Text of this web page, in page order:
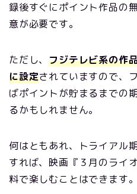
録後すぐにポイント作品の
意が必要です。
ただし、フジテレビ系の作
に設定されていますので、
ばポイントが貯まるまでの
るかもしれません。
何はともあれ、トライアル
すれば、映画『３月のライ
料で楽しむことはできます。